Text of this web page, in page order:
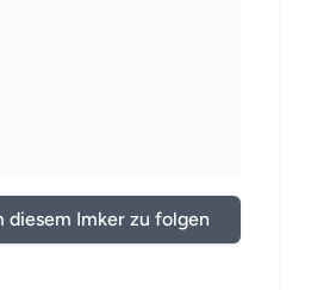
diesem Imker zu folgen